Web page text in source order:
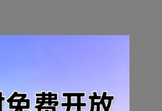
？急啊，谢谢各位。